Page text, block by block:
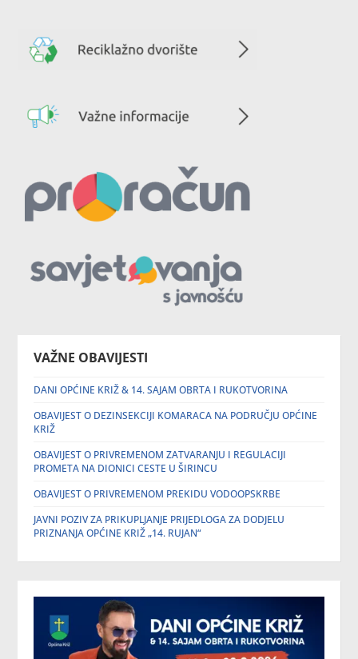
VAŽNE OBAVIJESTI
DANI OPĆINE KRIŽ & 14. SAJAM OBRTA I RUKOTVORINA
OBAVIJEST O DEZINSEKCIJI KOMARACA NA PODRUČJU OPĆINE
KRIŽ
OBAVIJEST O PRIVREMENOM ZATVARANJU I REGULACIJI
PROMETA NA DIONICI CESTE U ŠIRINCU
OBAVIJEST O PRIVREMENOM PREKIDU VODOOPSKRBE
JAVNI POZIV ZA PRIKUPLJANJE PRIJEDLOGA ZA DODJELU
PRIZNANJA OPĆINE KRIŽ „14. RUJAN“